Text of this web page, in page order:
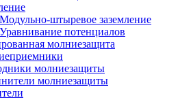
Модульно-штыревое заземление
Уравнивание потенциалов
молниезащита
молниезащиты
молниезащиты